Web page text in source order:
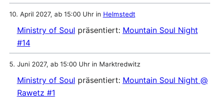
10. April 2027, ab 15:00 Uhr in Helmstedt
Ministry of Soul präsentiert: Mountain Soul Night
#14
5. Juni 2027, ab 15:00 Uhr in Marktredwitz
Ministry of Soul präsentiert: Mountain Soul Night @
Rawetz #1